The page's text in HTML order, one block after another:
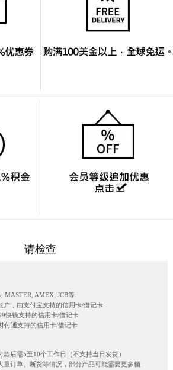
请检查
MASTER, AMEX, JCB等.
户，由支付宝支持的信用卡/借记卡
快钱支持的信用卡/借记卡
付通支持的信用卡/借记卡
款后需5至10个工作日（不支持当日发货）
量订单、断货等情况，部分产品可能需要更多额